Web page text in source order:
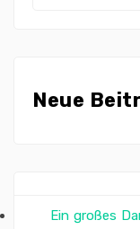
Neue
Ein großes